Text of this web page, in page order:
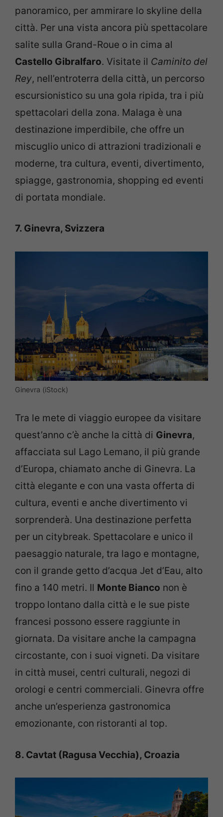
panoramico, per ammirare lo skyline della
città. Per una vista ancora più spettacolare
salite sulla Grand-Roue o in cima al
Castello Gibralfaro. Visitate il Caminito del
Rey, nell’entroterra della città, un percorso
escursionistico su una gola ripida, tra i più
spettacolari della zona. Malaga è una
destinazione imperdibile, che offre un
miscuglio unico di attrazioni tradizionali e
moderne, tra cultura, eventi, divertimento,
spiagge, gastronomia, shopping ed eventi
di portata mondiale.
7. Ginevra, Svizzera
Ginevra (iStock)
Tra le mete di viaggio europee da visitare
quest’anno c’è anche la città di Ginevra,
affacciata sul Lago Lemano, il più grande
d’Europa, chiamato anche di Ginevra. La
città elegante e con una vasta offerta di
cultura, eventi e anche divertimento vi
sorprenderà. Una destinazione perfetta
per un citybreak. Spettacolare e unico il
paesaggio naturale, tra lago e montagne,
con il grande getto d’acqua Jet d’Eau, alto
fino a 140 metri. Il Monte Bianco non è
troppo lontano dalla città e le sue piste
francesi possono essere raggiunte in
giornata. Da visitare anche la campagna
circostante, con i suoi vigneti. Da visitare
in città musei, centri culturali, negozi di
orologi e centri commerciali. Ginevra offre
anche un’esperienza gastronomica
emozionante, con ristoranti al top.
8. Cavtat (Ragusa Vecchia), Croazia